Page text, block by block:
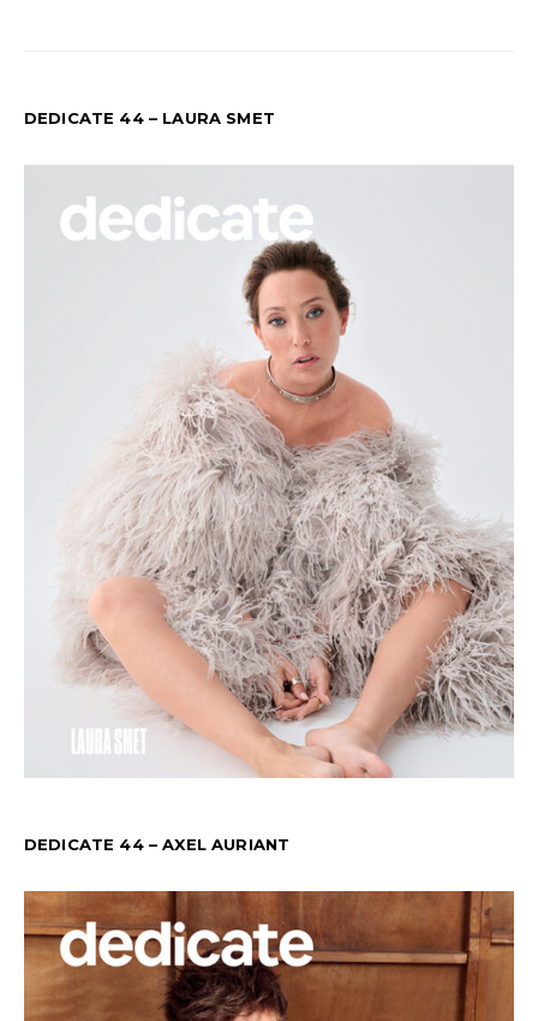
DEDICATE 44 – LAURA SMET
DEDICATE 44 – AXEL AURIANT